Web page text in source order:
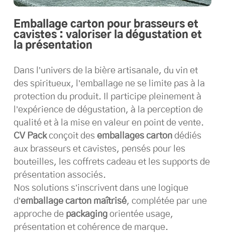
Emballage carton pour brasseurs et
cavistes : valoriser la dégustation et
la présentation
Dans l’univers de la bière artisanale, du vin et
des spiritueux, l’emballage ne se limite pas à la
protection du produit. Il participe pleinement à
l’expérience de dégustation, à la perception de
qualité et à la mise en valeur en point de vente.
CV Packconçoit des emballages cartondédiés
aux brasseurs et cavistes, pensés pour les
bouteilles, les coffrets cadeau et les supports de
présentation associés.
Nos solutions s’inscrivent dans une logique
d’emballage carton maîtrisé, complétée par une
approche de packagingorientée usage,
présentation et cohérence de marque.